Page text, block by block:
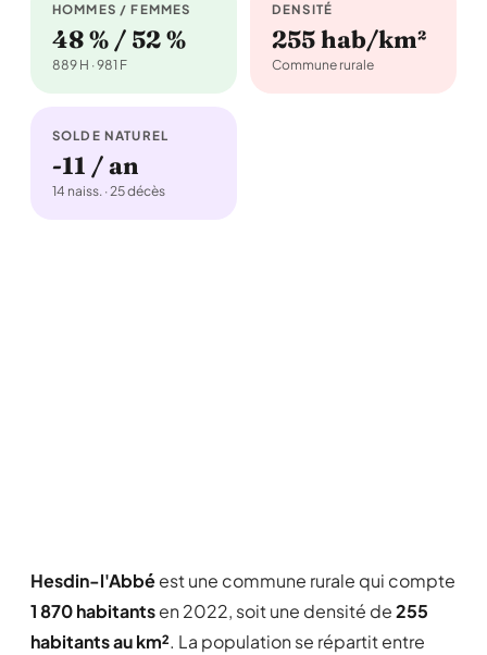
HOMMES / FEMMES
48 % / 52 %
889 H · 981 F
DENSITÉ
255 hab/km²
Commune rurale
SOLDE NATUREL
-11 / an
14 naiss. · 25 décès
Hesdin-l'Abbéest une commune rurale qui compte
1 870 habitantsen 2022, soit une densité de255
habitants au km². La population se répartit entre